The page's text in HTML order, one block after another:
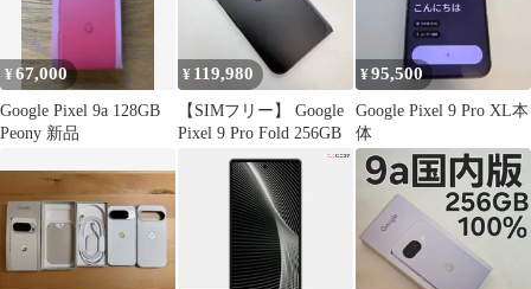
¥67,000
Google Pixel 9a 128GB
Peony 新品
¥ 119,980
【SIMフリー】 Google
Pixel 9 Pro Fold 256GB
¥95,500
Google Pixel 9 Pro XL本
体